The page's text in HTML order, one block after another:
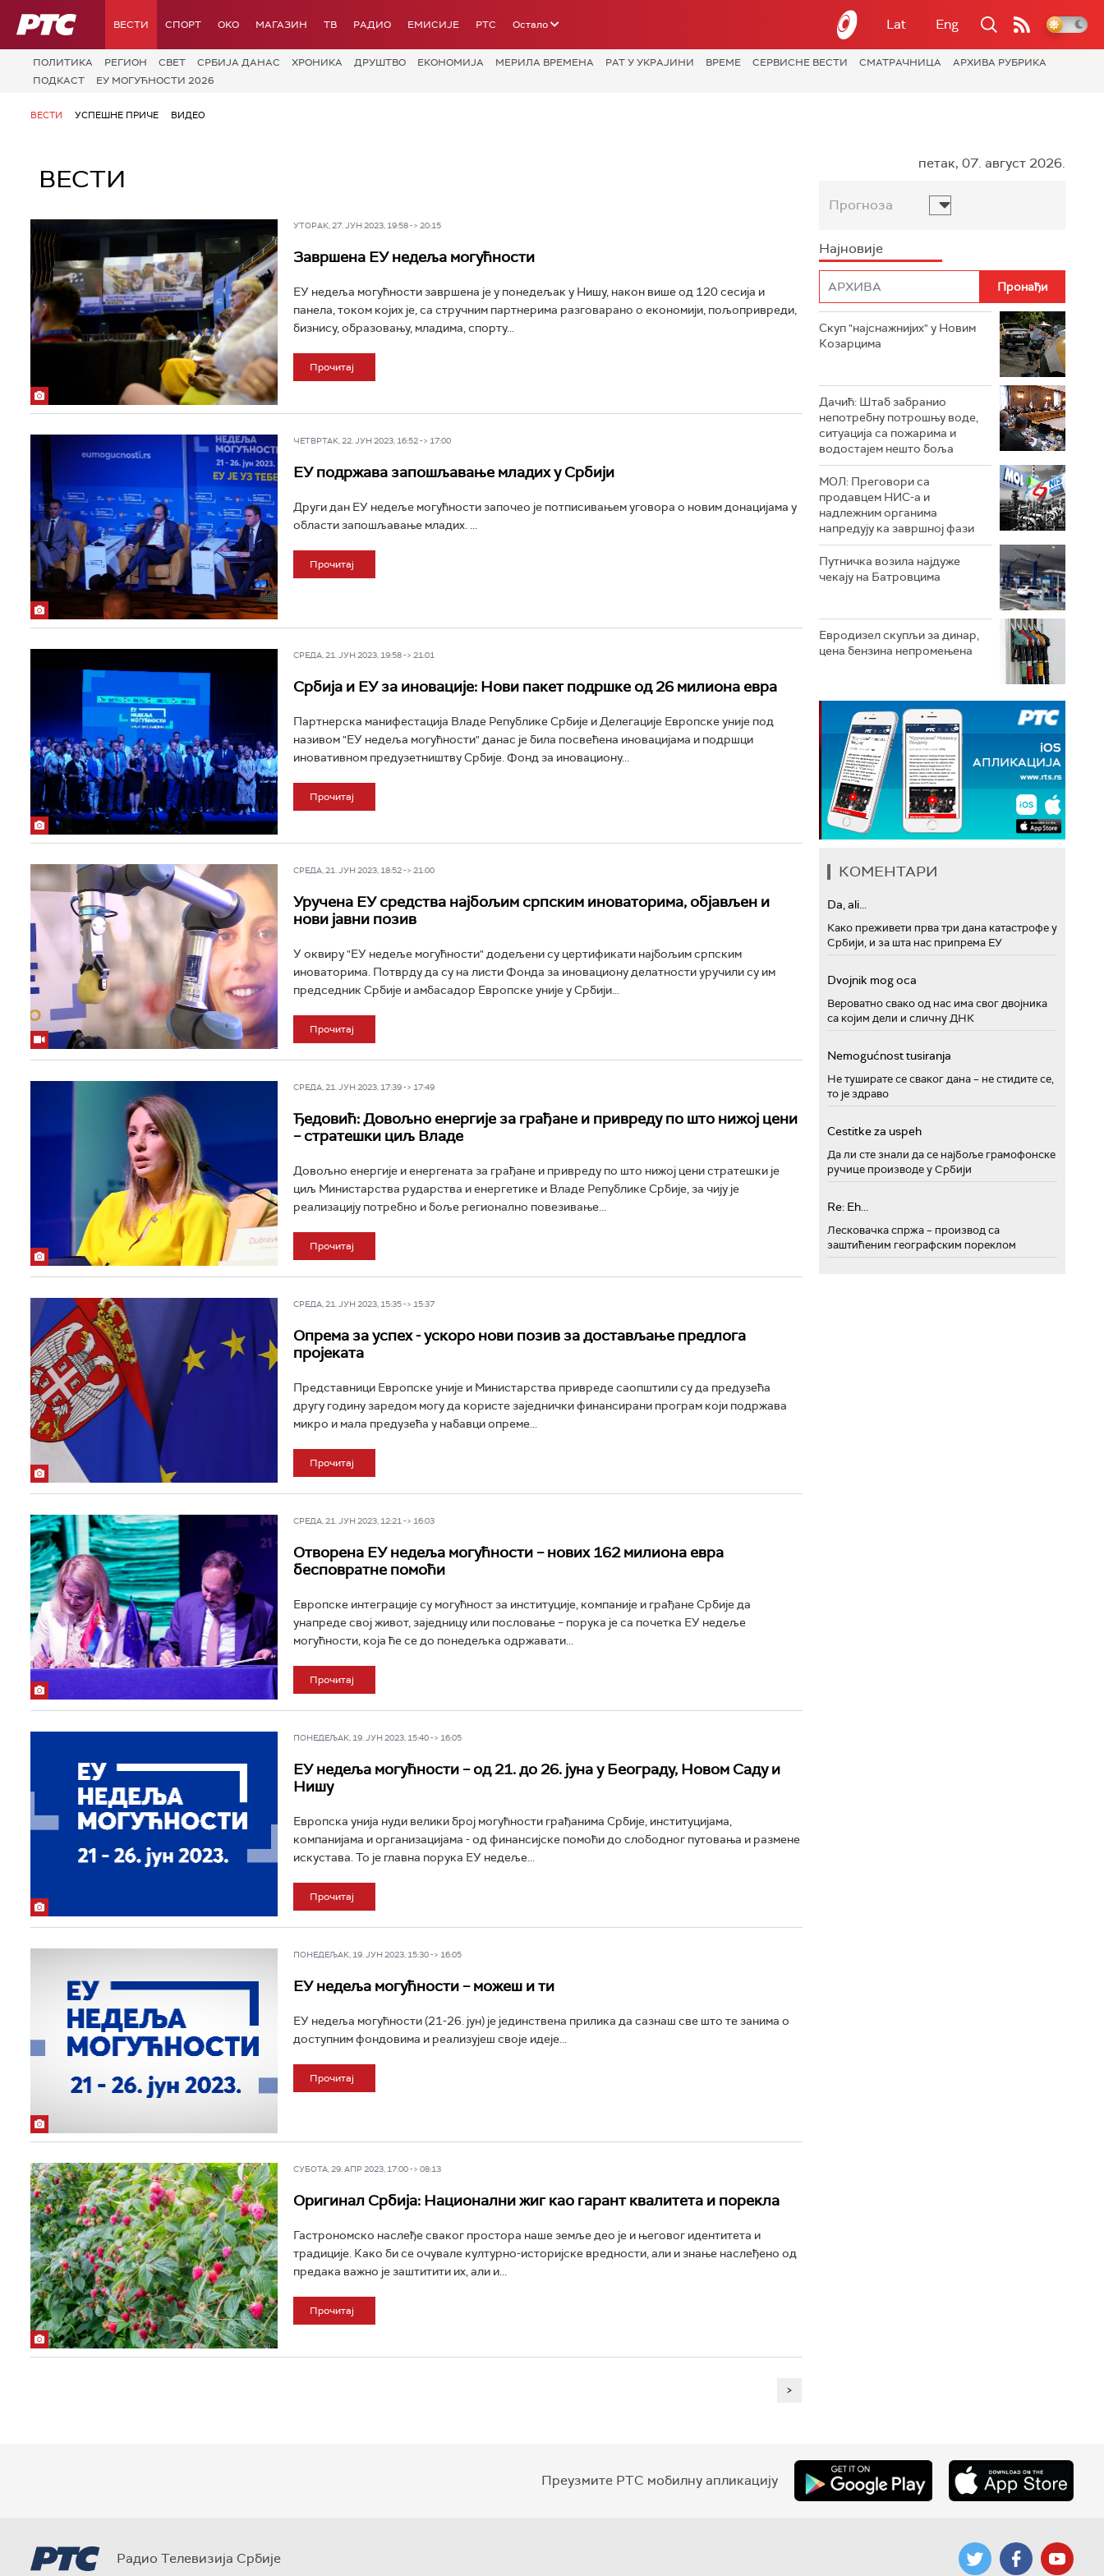
РТС ВЕСТИ СПОРТ OKO МАГАЗИН ТВ РАДИО ЕМИСИЈЕ РТС Остало Lat Eng
ПОЛИТИКА РЕГИОН СВЕТ СРБИЈА ДАНАС ХРОНИКА ДРУШТВО ЕКОНОМИЈА МЕРИЛА ВРЕМЕНА РАТ У УКРАЈИНИ ВРЕМЕ СЕРВИСНЕ ВЕСТИ СМАТРАЧНИЦА
АРХИВА РУБРИКА
ПОДКАСТ
ЕУ МОГУЋНОСТИ 2026
ВЕСТИ УСПЕШНЕ ПРИЧЕ ВИДЕО
ВЕСТИ
УТОРАК, 27. ЈУН 2023, 19:58 -> 20:15
Завршена ЕУ недеља могућности
ЕУ недеља могућности завршена је у понедељак у Нишу, након више од 120 сесија и
панела, током којих је, са стручним партнерима разговарано о економији, пољопривреди,
бизнису, образовању, младима, спорту...
Прочитај
ЧЕТВРТАК, 22. ЈУН 2023, 16:52 -> 17:00
ЕУ подржава запошљавање младих у Србији
Други дан ЕУ недеље могућности започео је потписивањем уговора о новим донацијама у
области запошљавање младих. ...
Прочитај
СРЕДА, 21. ЈУН 2023, 19:58 -> 21:01
Србија и ЕУ за иновације: Нови пакет подршке од 26 милиона евра
Партнерска манифестација Владе Републике Србије и Делегације Европске уније под
називом "ЕУ недеља могућности" данас је била посвећена иновацијама и подршци
иновативном предузетништву Србије. Фонд за иновациону...
Прочитај
СРЕДА, 21. ЈУН 2023, 18:52 -> 21:00
Уручена ЕУ средства најбољим српским иноваторима, објављен и
нови јавни позив
У оквиру "ЕУ недеље могућности" додељени су цертификати најбољим српским
иноваторима. Потврду да су на листи Фонда за иновациону делатности уручили су им
председник Србије и амбасадор Европске уније у Србији...
Прочитај
СРЕДА, 21. ЈУН 2023, 17:39 -> 17:49
Ђедовић: Довољно енергије за грађане и привреду по што нижој цени
– стратешки циљ Владе
Довољно енергије и енергената за грађане и привреду по што нижој цени стратешки је
циљ Министарства рударства и енергетике и Владе Републике Србије, за чију је
реализацију потребно и боље регионално повезивање...
Прочитај
СРЕДА, 21. ЈУН 2023, 15:35 -> 15:37
Опрема за успех - ускоро нови позив за достављање предлога
пројеката
Представници Европске уније и Министарства привреде саопштили су да предузећа
другу годину заредом могу да користе заједнички финансирани програм који подржава
микро и мала предузећа у набавци опреме...
Прочитај
СРЕДА, 21. ЈУН 2023, 12:21 -> 16:03
Отворена ЕУ недеља могућности – нових 162 милиона евра
бесповратне помоћи
Европске интеграције су могућност за институције, компаније и грађане Србије да
унапреде свој живот, заједницу или пословање – порука је са почетка ЕУ недеље
могућности, која ће се до понедељка одржавати...
Прочитај
ПОНЕДЕЉАК, 19. ЈУН 2023, 15:40 -> 16:05
ЕУ недеља могућности – од 21. до 26. јуна у Београду, Новом Саду и
Нишу
Европска унија нуди велики број могућности грађанима Србије, институцијама,
компанијама и организацијама - од финансијске помоћи до слободног путовања и размене
искустава. То је главна порука ЕУ недеље...
Прочитај
ПОНЕДЕЉАК, 19. ЈУН 2023, 15:30 -> 16:05
ЕУ недеља могућности – можеш и ти
ЕУ недеља могућности (21-26. јун) је јединствена прилика да сазнаш све што те занима о
доступним фондовима и реализујеш своје идеје...
Прочитај
СУБОТА, 29. АПР 2023, 17:00 -> 08:13
Оригинал Србија: Национални жиг као гарант квалитета и порекла
Гастрономско наслеђе сваког простора наше земље део је и његовог идентитета и
традиције. Како би се очувале културно-историјске вредности, али и знање наслеђено од
предака важно је заштитити их, али и...
Прочитај
>
петак, 07. август 2026.
Прогноза
Најновије
Скуп "најснажнијих" у Новим
Козарцима
Дачић: Штаб забранио
непотребну потрошњу воде,
ситуација са пожарима и
водостајем нешто боља
МОЛ: Преговори са
продавцем НИС-а и
надлежним органима
напредују ка завршној фази
Путничка возила најдуже
чекају на Батровцима
Евродизел скупљи за динар,
цена бензина непромењена
КОМЕНТАРИ
Da, ali...
Како преживети прва три дана катастрофе у
Србији, и за шта нас припрема ЕУ
Dvojnik mog oca
Вероватно свако од нас има свог двојника
са којим дели и сличну ДНК
Nemogućnost tusiranja
Не туширате се сваког дана – не стидите се,
то је здраво
Cestitke za uspeh
Да ли сте знали да се најбоље грамофонске
ручице производе у Србији
Re: Eh...
Лесковачка спржа – производ са
заштићеним географским пореклом
Преузмите РТС мобилну апликацију
Радио Телевизија Србије